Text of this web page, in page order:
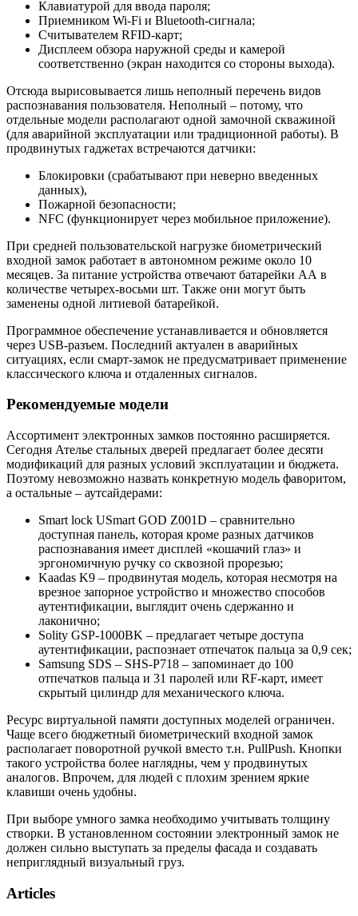
Клавиатурой для ввода пароля;
Приемником Wi-Fi и Bluetooth-сигнала;
Считывателем RFID-карт;
Дисплеем обзора наружной среды и камерой
соответственно (экран находится со стороны выхода).
Отсюда вырисовывается лишь неполный перечень видов
распознавания пользователя. Неполный – потому, что
отдельные модели располагают одной замочной скважиной
(для аварийной эксплуатации или традиционной работы). В
продвинутых гаджетах встречаются датчики:
Блокировки (срабатывают при неверно введенных
данных),
Пожарной безопасности;
NFC (функционирует через мобильное приложение).
При средней пользовательской нагрузке биометрический
входной замок работает в автономном режиме около 10
месяцев. За питание устройства отвечают батарейки АА в
количестве четырех-восьми шт. Также они могут быть
заменены одной литиевой батарейкой.
Программное обеспечение устанавливается и обновляется
через USB-разъем. Последний актуален в аварийных
ситуациях, если смарт-замок не предусматривает применение
классического ключа и отдаленных сигналов.
Рекомендуемые модели
Ассортимент электронных замков постоянно расширяется.
Сегодня Ателье стальных дверей предлагает более десяти
модификаций для разных условий эксплуатации и бюджета.
Поэтому невозможно назвать конкретную модель фаворитом,
а остальные – аутсайдерами:
Smart lock USmart GOD Z001D – сравнительно
доступная панель, которая кроме разных датчиков
распознавания имеет дисплей «кошачий глаз» и
эргономичную ручку со сквозной прорезью;
Kaadas K9 – продвинутая модель, которая несмотря на
врезное запорное устройство и множество способов
аутентификации, выглядит очень сдержанно и
лаконично;
Solity GSP-1000BK – предлагает четыре доступа
аутентификации, распознает отпечаток пальца за 0,9 сек;
Samsung SDS – SHS-P718 – запоминает до 100
отпечатков пальца и 31 паролей или RF-карт, имеет
скрытый цилиндр для механического ключа.
Ресурс виртуальной памяти доступных моделей ограничен.
Чаще всего бюджетный биометрический входной замок
располагает поворотной ручкой вместо т.н. PullPush. Кнопки
такого устройства более наглядны, чем у продвинутых
аналогов. Впрочем, для людей с плохим зрением яркие
клавиши очень удобны.
При выборе умного замка необходимо учитывать толщину
створки. В установленном состоянии электронный замок не
должен сильно выступать за пределы фасада и создавать
неприглядный визуальный груз.
Articles